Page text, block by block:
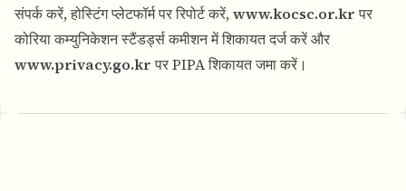
संपर्क करें, होस्टिंग प्लेटफॉर्म पर रिपोर्ट करें,www.kocsc.or.krपर
कोरिया कम्युनिकेशन स्टैंडर्ड्स कमीशन में शिकायत दर्ज करें और
www.privacy.go.krपर PIPA शिकायत जमा करें।